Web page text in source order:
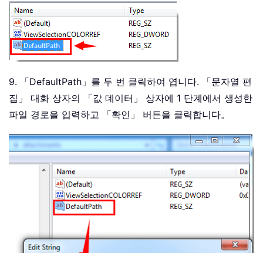
9. 「DefaultPath」를 두 번 클릭하여 엽니다. 「문자열 편
집」 대화 상자의 「값 데이터」 상자에 1 단계에서 생성한
파일 경로을 입력하고 「확인」 버튼을 클릭합니다。